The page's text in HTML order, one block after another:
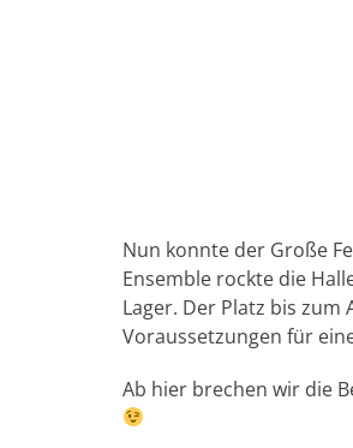
Nun konnte der Große
Ensemble rockte die
Lager. Der Platz bis zum
Voraussetzungen für
Ab hier brechen wir die